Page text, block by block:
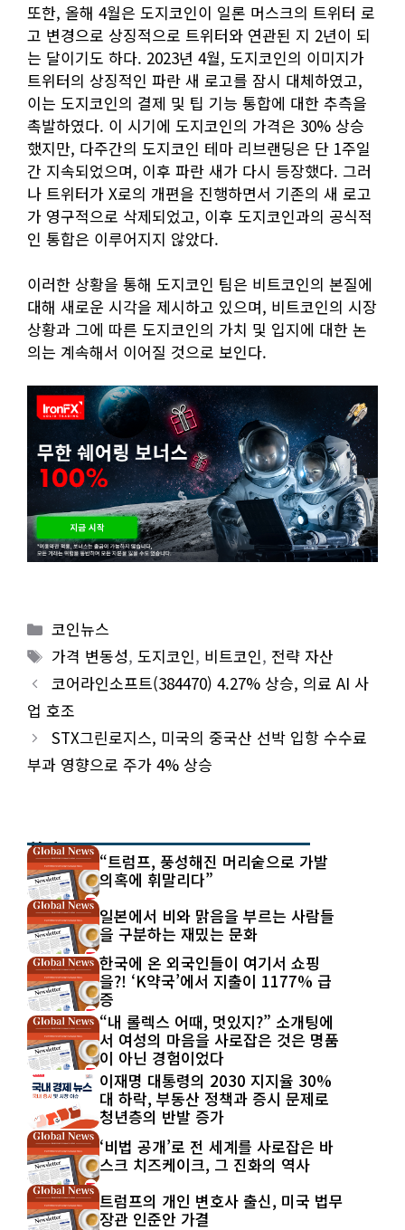
또한, 올해 4월은 도지코인이 일론 머스크의 트위터 로
고 변경으로 상징적으로 트위터와 연관된 지 2년이 되
는 달이기도 하다. 2023년 4월, 도지코인의 이미지가
트위터의 상징적인 파란 새 로고를 잠시 대체하였고,
이는 도지코인의 결제 및 팁 기능 통합에 대한 추측을
촉발하였다. 이 시기에 도지코인의 가격은 30% 상승
했지만, 다주간의 도지코인 테마 리브랜딩은 단 1주일
간 지속되었으며, 이후 파란 새가 다시 등장했다. 그러
나 트위터가 X로의 개편을 진행하면서 기존의 새 로고
가 영구적으로 삭제되었고, 이후 도지코인과의 공식적
인 통합은 이루어지지 않았다.
이러한 상황을 통해 도지코인 팀은 비트코인의 본질에
대해 새로운 시각을 제시하고 있으며, 비트코인의 시장
상황과 그에 따른 도지코인의 가치 및 입지에 대한 논
의는 계속해서 이어질 것으로 보인다.
Categories
코인뉴스
Tags
가격 변동성,도지코인, 비트코인, 전략 자산
코어라인소프트(384470) 4.27% 상승, 의료 AI 사
업 호조
STX그린로지스, 미국의 중국산 선박 입항 수수료
부과 영향으로 주가 4% 상승
최신 글
“트럼프, 풍성해진 머리숱으로 가발
의혹에 휘말리다”
일본에서 비와 맑음을 부르는 사람들
을 구분하는 재밌는 문화
한국에 온 외국인들이 여기서 쇼핑
을?! ‘K약국’에서 지출이 1177% 급
증
“내 롤렉스 어때, 멋있지?” 소개팅에
서 여성의 마음을 사로잡은 것은 명품
이 아닌 경험이었다
이재명 대통령의 2030 지지율 30%
대 하락, 부동산 정책과 증시 문제로
청년층의 반발 증가
‘비법 공개’로 전 세계를 사로잡은 바
스크 치즈케이크, 그 진화의 역사
트럼프의 개인 변호사 출신, 미국 법무
장관 인준안 가결